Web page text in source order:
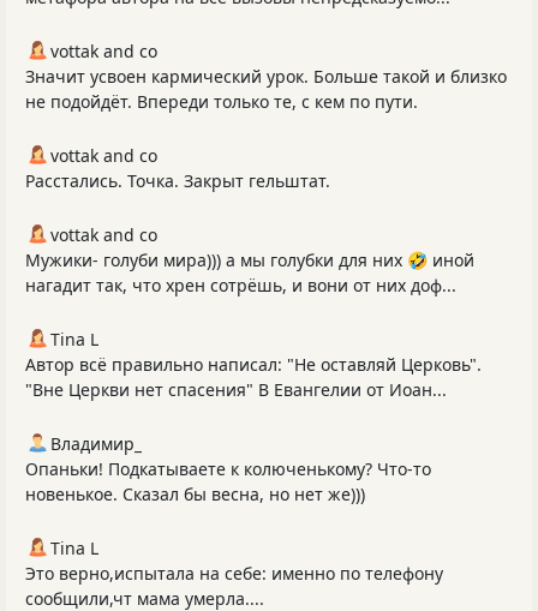
vottak and co
Значит усвоен кармический урок. Больше такой и близко
не подойдёт. Впереди только те, с кем по пути.
vottak and co
Расстались. Точка. Закрыт гельштат.
vottak and co
Мужики- голуби мира))) а мы голубки для них 🤣 иной
нагадит так, что хрен сотрёшь, и вони от них доф...
Tina L
Автор всё правильно написал: "Не оставляй Церковь".
"Вне Церкви нет спасения" В Евангелии от Иоан...
Владимир_
Опаньки! Подкатываете к колюченькому? Что-то
новенькое. Сказал бы весна, но нет же)))
Tina L
Это верно,испытала на себе: именно по телефону
сообщили,чт мама умерла....